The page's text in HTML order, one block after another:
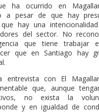
ha ocurrido en
a pesar de que hay
hay una
del sector. No
que tiene trabajar
que en Santiago hay
entrevista con El
que, aunque
no exista la
y en igualdad de